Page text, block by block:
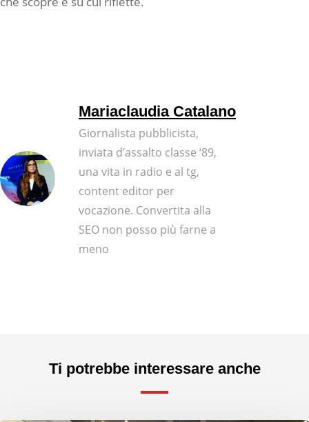
Mariaclaudia Catalano
Giornalista pubblicista,
inviata d’assalto classe ‘89,
una vita in radio e al tg,
content editor per
vocazione. Convertita alla
SEO non posso più farne a
meno
Ti potrebbe interessare anche